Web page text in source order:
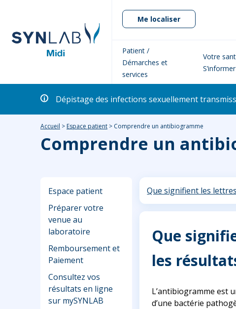
Me localiser
Patient /
Démarches et
services
Votre
Dépistage des infections sexuellement
Accueil > Espace patient > Comprendre un antibiogramme
Comprendre un
Espace patient
Préparer votre
venue au
laboratoire
Remboursement et
Paiement
Consultez vos
résultats en ligne
sur mySYNLAB
Que signifient les
Que
les
L’antibiogramme est
d’une bactérie